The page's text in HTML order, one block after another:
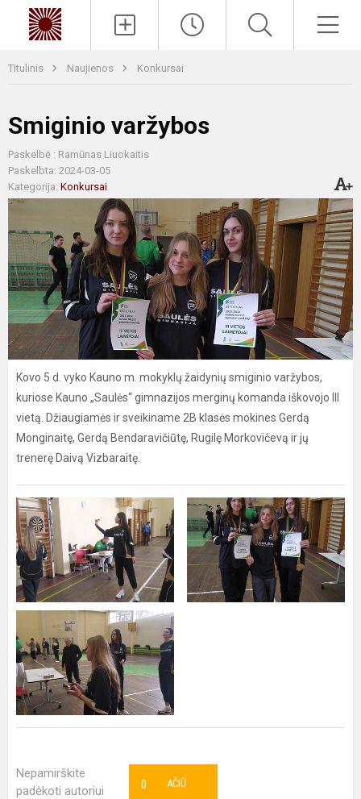
Titulinis Naujienos Konkursai
Smiginio varžybos
Paskelbė : Ramūnas Liuokaitis
Paskelbta: 2024-03-05
Kategorija: Konkursai
Kovo 5 d. vyko Kauno m. mokyklų žaidynių smiginio varžybos,
kuriose Kauno „Saulės“ gimnazijos merginų komanda iškovojo III
vietą. Džiaugiamės ir sveikiname 2B klasės mokines Gerdą
Monginaitę, Gerdą Bendaravičiūtę, Rugilę Morkovičevą ir jų
trenerę Daivą Vizbaraitę.
Nepamirškite
padėkoti autoriui
AČIŪ
0